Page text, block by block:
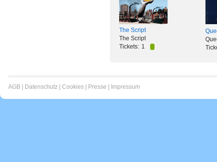
The Script
The Script
Tickets: 1
AGB Datenschutz Cookies Presse Impressum